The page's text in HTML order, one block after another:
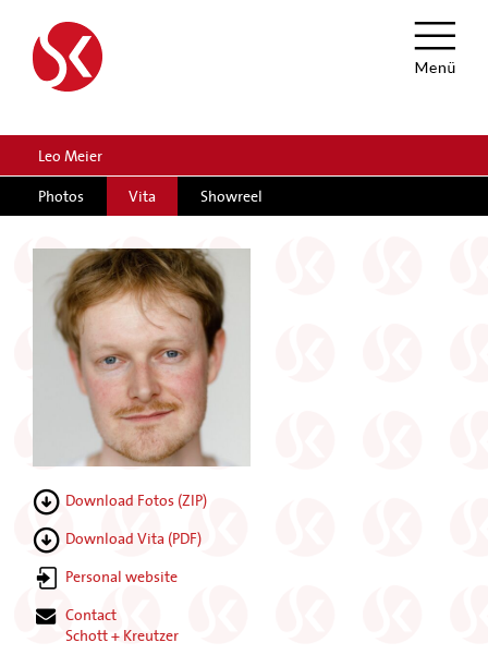
Leo Meier
Photos
Vita Showreel
Download Fotos (ZIP)
Download Vita (PDF)
Personal website
Contact
Schott + Kreutzer